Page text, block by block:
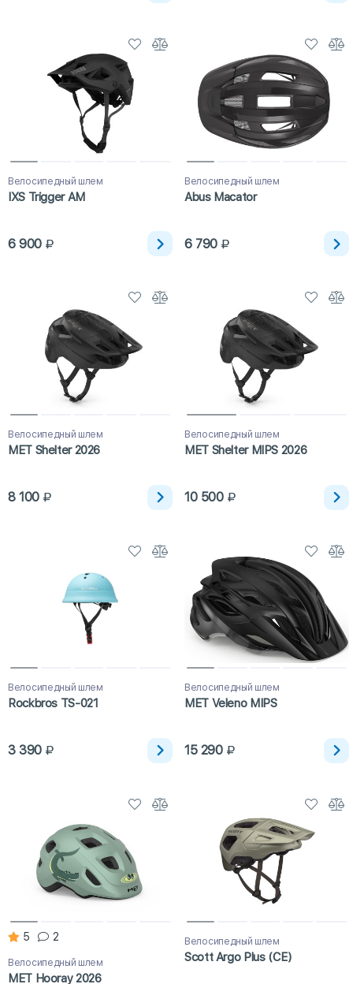
Велосипедный шлем
IXS Trigger AM
6 900
Велосипедный шлем
Abus Macator
6 790
Велосипедный шлем
MET Shelter 2026
8 100
Велосипедный шлем
MET Shelter MIPS 2026
10 500
Велосипедный шлем
Rockbros TS-021
3 390
Велосипедный шлем
MET Veleno MIPS
15 290
5 2
Велосипедный шлем
MET Hooray 2026
Велосипедный шлем
Scott Argo Plus (CE)